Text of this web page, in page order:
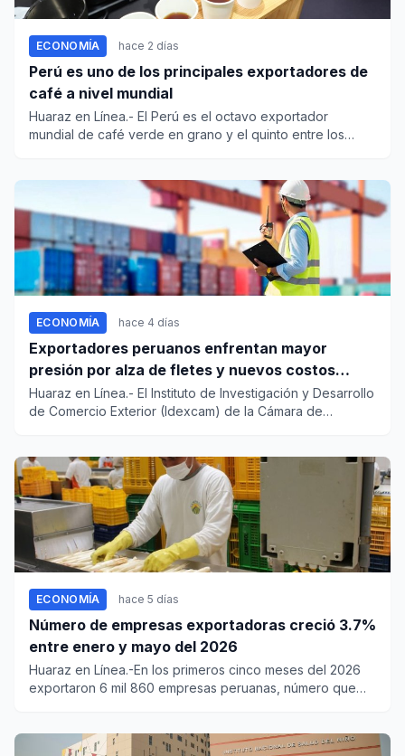
ECONOMÍA hace 2 días
Perú es uno de los principales exportadores de
café a nivel mundial
Huaraz en Línea.- El Perú es el octavo exportador
mundial de café verde en grano y el quinto entre los
ECONOMÍA hace 4 días
Exportadores peruanos enfrentan mayor
presión por alza de fletes y nuevos costos
portuarios
Huaraz en Línea.- El Instituto de Investigación y Desarrollo
de Comercio Exterior (Idexcam) de la Cámara de
ECONOMÍA hace 5 días
Número de empresas exportadoras creció 3.7%
entre enero y mayo del 2026
Huaraz en Línea.-En los primeros cinco meses del 2026
exportaron 6 mil 860 empresas peruanas, número que